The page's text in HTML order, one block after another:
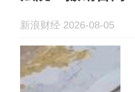
新浪财经 2026-08-05